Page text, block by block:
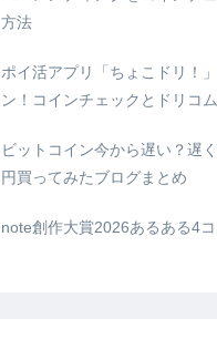
方法
ポイ活アプリ「ちょこドリ！
ン！コインチェックとドリコム
ビットコイン今から遅い？遅
円買ってみたブログまとめ
note創作大賞2026あるある4